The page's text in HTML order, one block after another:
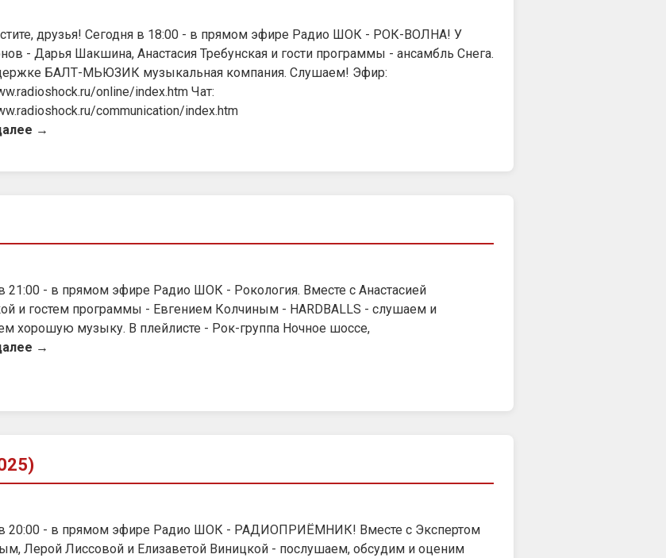
друзья! Сегодня в 18:00 - в прямом эфире Радио ШОК - РОК-ВОЛНА! У
- Дарья Шакшина, Анастасия Требунская и гости программы - ансамбль Снега.
БАЛТ-МЬЮЗИК музыкальная компания. Слушаем! Эфир:
online/index.htm Чат:
communication/index.htm
→
21:00 - в прямом эфире Радио ШОК - Рокология. Вместе с Анастасией
и гостем программы - Евгением Колчиным - HARDBALLS - слушаем и
хорошую музыку. В плейлисте - Рок-группа Ночное шоссе,
→
20:00 - в прямом эфире Радио ШОК - РАДИОПРИЁМНИК! Вместе с Экспертом
Лерой Лиссовой и Елизаветой Виницкой - послушаем, обсудим и оценим